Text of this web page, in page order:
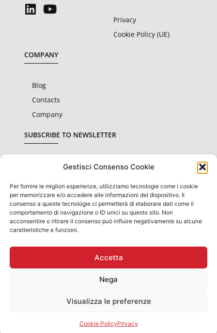
Gestisci Consenso Cookie
Per fornire le migliori esperienze, utilizziamo tecnologie come i cookie
per memorizzare e/o accedere alle informazioni del dispositivo. Il
consenso a queste tecnologie ci permetterà di elaborare dati come il
comportamento di navigazione o ID unici su questo sito. Non
acconsentire o ritirare il consenso può influire negativamente su alcune
caratteristiche e funzioni.
Accetta
Nega
Visualizza le preferenze
Cookie PolicyPrivacy
Privacy
Cookie Policy (UE)
COMPANY
Blog
Contacts
Company
SUBSCRIBE TO NEWSLETTER
I declare that I have read and accepted theprivacy
conditions
SUBSCRIBE
INFORMATION OBLIGATIONS FOR PUBLIC PROVISIONS:
STATE AID AND "DE MINIMIS" AID RECEIVED THEY ARE
CONTAINED IN THE NATIONAL REGISTER OF STATE AID
THE WEBSITE WWW.RNA.GOV.IT​
Pogno (No) IT - T. +39 0322 97423